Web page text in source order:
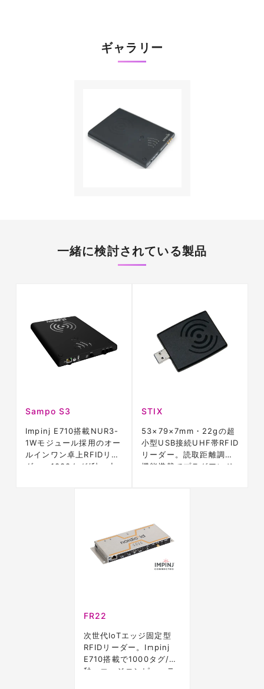
ギャラリー
一緒に検討されている製品
Sampo S3
Impinj E710搭載NUR3-
1Wモジュール採用のオー
ルインワン卓上RFIDリー
ダー。1000タグ/秒、小
STIX
53×79×7mm・22gの超
小型USB接続UHF帯RFID
リーダー。読取距離調節
機能搭載でプラグアンド
FR22
次世代IoTエッジ固定型
RFIDリーダー。Impinj
E710搭載で1000タグ/
秒、エッジコンピューテ